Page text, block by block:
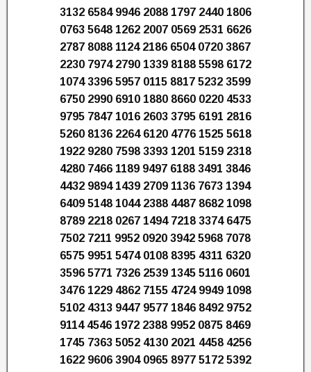
3132 6584 9946 2088 1797 2440 1806
0763 5648 1262 2007 0569 2531 6626
2787 8088 1124 2186 6504 0720 3867
2230 7974 2790 1339 8188 5598 6172
1074 3396 5957 0115 8817 5232 3599
6750 2990 6910 1880 8660 0220 4533
9795 7847 1016 2603 3795 6191 2816
5260 8136 2264 6120 4776 1525 5618
1922 9280 7598 3393 1201 5159 2318
4280 7466 1189 9497 6188 3491 3846
4432 9894 1439 2709 1136 7673 1394
6409 5148 1044 2388 4487 8682 1098
8789 2218 0267 1494 7218 3374 6475
7502 7211 9952 0920 3942 5968 7078
6575 9951 5474 0108 8395 4311 6320
3596 5771 7326 2539 1345 5116 0601
3476 1229 4862 7155 4724 9949 1098
5102 4313 9447 9577 1846 8492 9752
9114 4546 1972 2388 9952 0875 8469
1745 7363 5052 4130 2021 4458 4256
1622 9606 3904 0965 8977 5172 5392